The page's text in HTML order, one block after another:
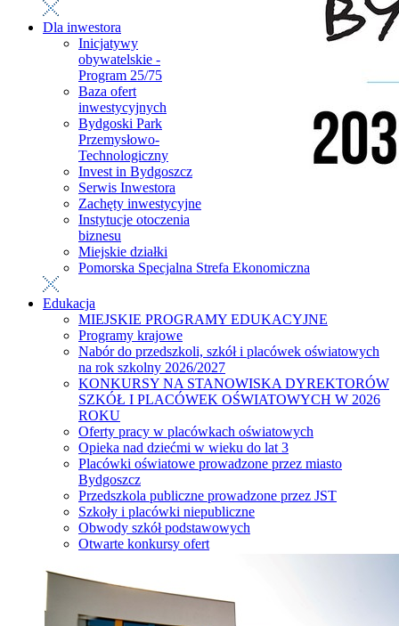
Dla inwestora
Inicjatywy
obywatelskie -
Program 25/75
Baza ofert
inwestycyjnych
Bydgoski Park
Przemysłowo-
Technologiczny
Invest in Bydgoszcz
Serwis Inwestora
Zachęty inwestycyjne
Instytucje otoczenia
biznesu
Miejskie działki
Pomorska Specjalna Strefa Ekonomiczna
Edukacja
MIEJSKIE PROGRAMY EDUKACYJNE
Programy krajowe
Nabór do przedszkoli, szkół i placówek oświatowych
na rok szkolny 2026/2027
KONKURSY NA STANOWISKA DYREKTORÓW
SZKÓŁ I PLACÓWEK OŚWIATOWYCH W 2026
ROKU
Oferty pracy w placówkach oświatowych
Opieka nad dziećmi w wieku do lat 3
Placówki oświatowe prowadzone przez miasto
Bydgoszcz
Przedszkola publiczne prowadzone przez JST
Szkoły i placówki niepubliczne
Obwody szkół podstawowych
Otwarte konkursy ofert